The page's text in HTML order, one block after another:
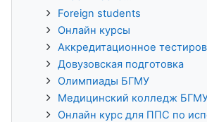
Foreign students
Онлайн курсы
Аккредитационное
Довузовская подготовка
Олимпиады БГМУ
Медицинский колледж
Онлайн курс для ППС по